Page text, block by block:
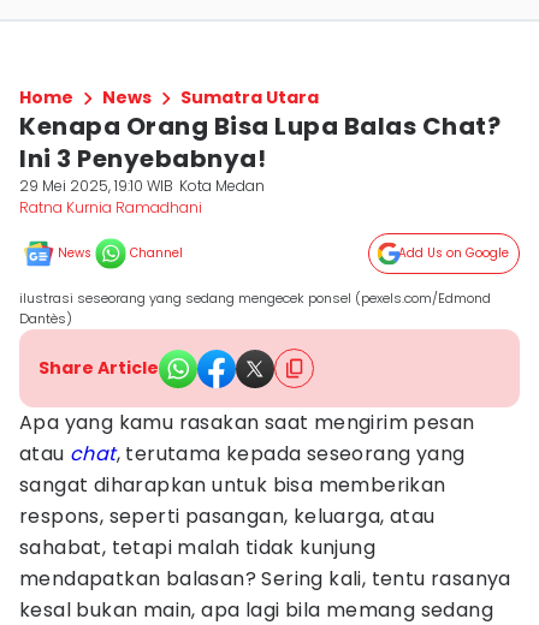
Home News Sumatra Utara
Kenapa Orang Bisa Lupa Balas Chat?
Ini 3 Penyebabnya!
29 Mei 2025, 19:10 WIB Kota Medan
Ratna Kurnia Ramadhani
News Channel Add Us on Google
ilustrasi seseorang yang sedang mengecek ponsel (pexels.com/Edmond
Dantès)
Share Article
Apa yang kamu rasakan saat mengirim pesan
atau chat, terutama kepada seseorang yang
sangat diharapkan untuk bisa memberikan
respons, seperti pasangan, keluarga, atau
sahabat, tetapi malah tidak kunjung
mendapatkan balasan? Sering kali, tentu rasanya
kesal bukan main, apa lagi bila memang sedang